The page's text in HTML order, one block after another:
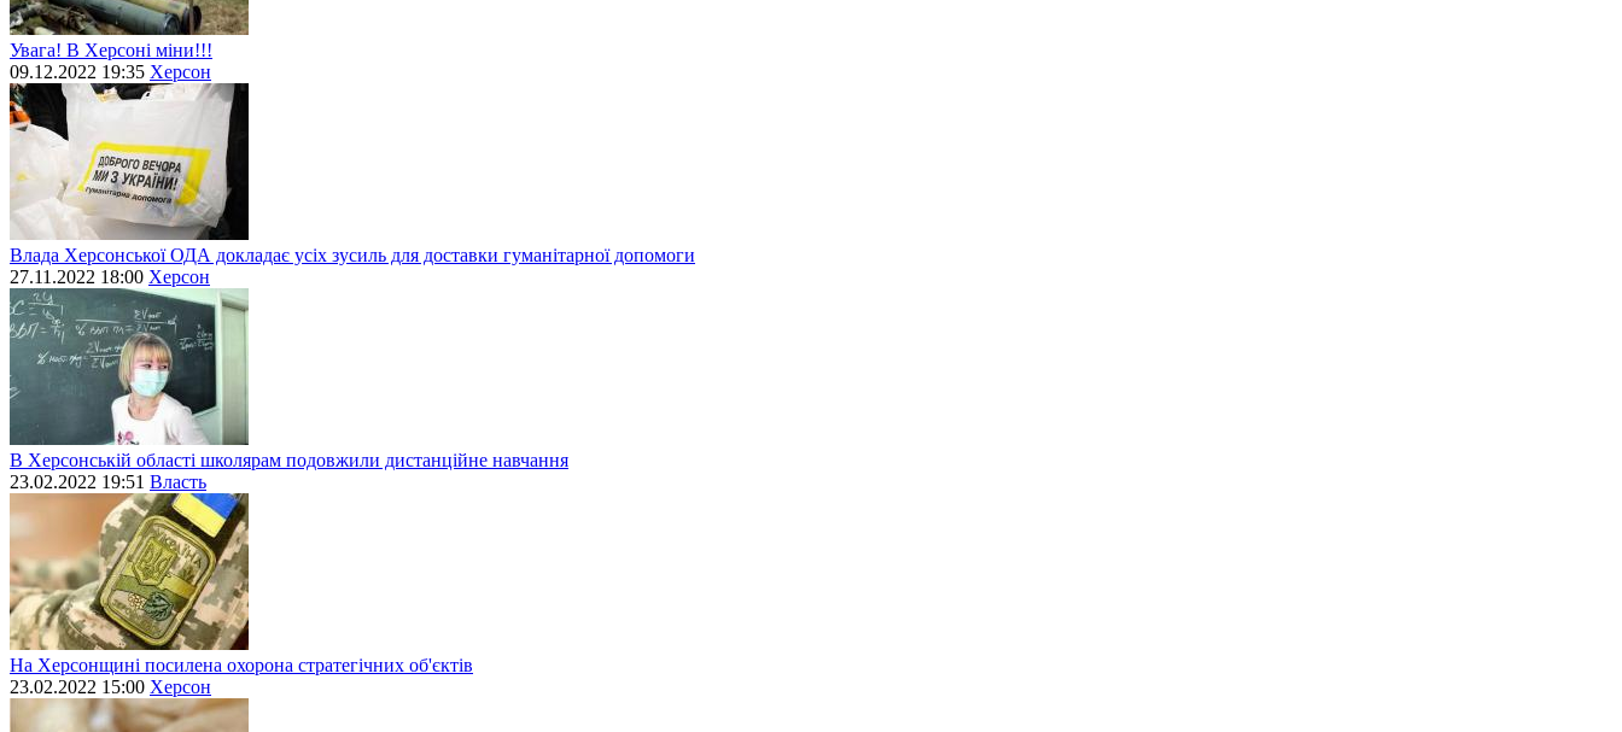
Увага! В Херсоні міни!!!
09.12.2022 19:35 Херсон
Влада Херсонської ОДА докладає усіх зусиль для доставки гуманітарної допомоги
27.11.2022 18:00 Херсон
В Херсонській області школярам подовжили дистанційне навчання
23.02.2022 19:51 Власть
На Херсонщині посилена охорона стратегічних об'єктів
23.02.2022 15:00 Херсон